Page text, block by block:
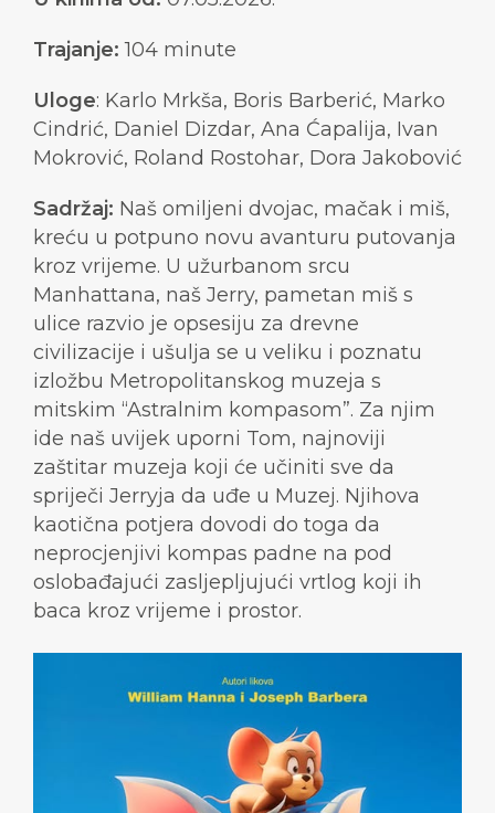
Trajanje:104 minute
Uloge: Karlo Mrkša, Boris Barberić, Marko
Cindrić, Daniel Dizdar, Ana Ćapalija, Ivan
Mokrović, Roland Rostohar, Dora Jakobović
Sadržaj: Naš omiljeni dvojac, mačak i miš,
kreću u potpuno novu avanturu putovanja
kroz vrijeme. U užurbanom srcu
Manhattana, naš Jerry, pametan miš s
ulice razvio je opsesiju za drevne
civilizacije i ušulja se u veliku i poznatu
izložbu Metropolitanskog muzeja s
mitskim “Astralnim kompasom”. Za njim
ide naš uvijek uporni Tom, najnoviji
zaštitar muzeja koji će učiniti sve da
spriječi Jerryja da uđe u Muzej. Njihova
kaotična potjera dovodi do toga da
neprocjenjivi kompas padne na pod
oslobađajući zasljepljujući vrtlog koji ih
baca kroz vrijeme i prostor.